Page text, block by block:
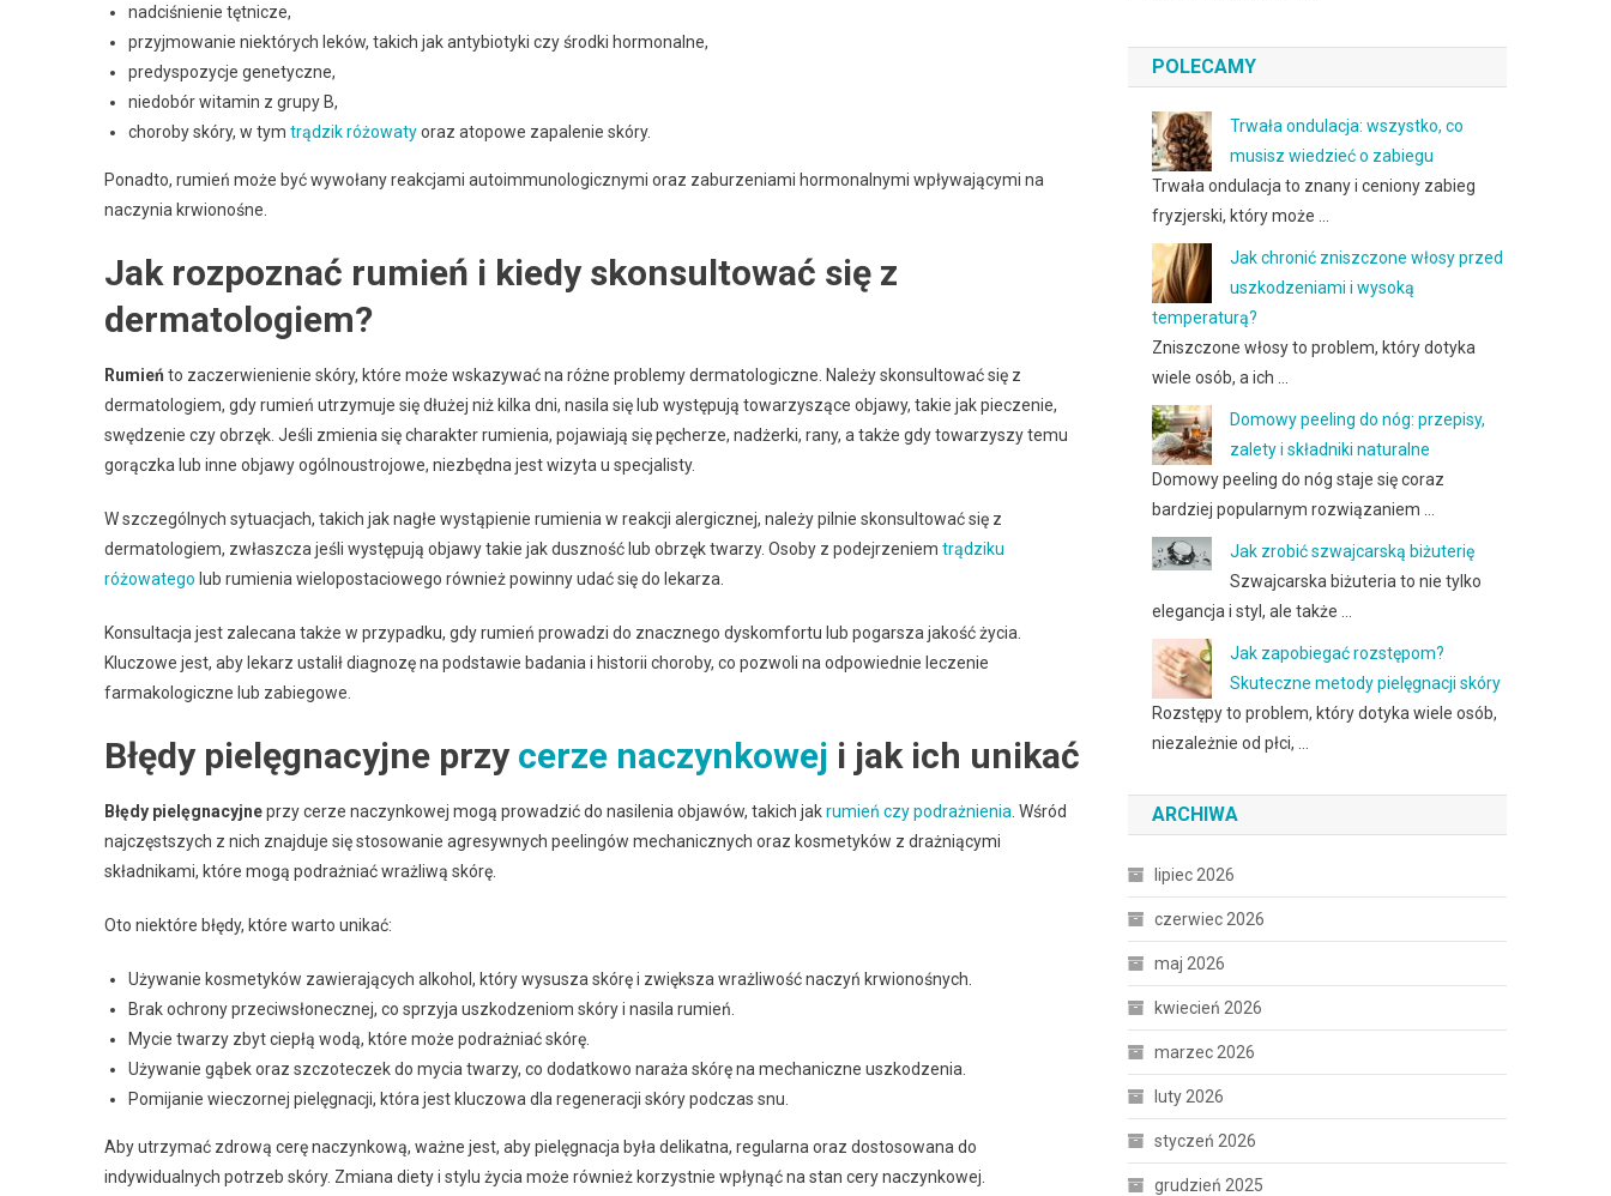
nadciśnienie tętnicze,
przyjmowanie niektórych leków, takich jak antybiotyki czy środki hormonalne,
predyspozycje genetyczne,
niedobór witamin z grupy B,
choroby skóry, w tym trądzik różowatyoraz atopowe zapalenie skóry.
Ponadto, rumień może być wywołany reakcjami autoimmunologicznymi oraz zaburzeniami hormonalnymi wpływającymi na
naczynia krwionośne.
Jak rozpoznać rumień i kiedy skonsultować się z
dermatologiem?
Rumień to zaczerwienienie skóry, które może wskazywać na różne problemy dermatologiczne. Należy skonsultować się z
dermatologiem, gdy rumień utrzymuje się dłużej niż kilka dni, nasila się lub występują towarzyszące objawy, takie jak pieczenie,
swędzenie czy obrzęk. Jeśli zmienia się charakter rumienia, pojawiają się pęcherze, nadżerki, rany, a także gdy towarzyszy temu
gorączka lub inne objawy ogólnoustrojowe, niezbędna jest wizyta u specjalisty.
W szczególnych sytuacjach, takich jak nagłe wystąpienie rumienia w reakcji alergicznej, należy pilnie skonsultować się z
dermatologiem, zwłaszcza jeśli występują objawy takie jak duszność lub obrzęk twarzy. Osoby z podejrzeniem trądziku
różowatego lub rumienia wielopostaciowego również powinny udać się do lekarza.
Konsultacja jest zalecana także w przypadku, gdy rumień prowadzi do znacznego dyskomfortu lub pogarsza jakość życia.
Kluczowe jest, aby lekarz ustalił diagnozę na podstawie badania i historii choroby, co pozwoli na odpowiednie leczenie
farmakologiczne lub zabiegowe.
Błędy pielęgnacyjne przy cerze naczynkowej i jak ich unikać
Błędy pielęgnacyjneprzy cerze naczynkowej mogą prowadzić do nasilenia objawów, takich jakrumień czy podrażnienia. Wśród
najczęstszych z nich znajduje się stosowanie agresywnych peelingów mechanicznych oraz kosmetyków z drażniącymi
składnikami, które mogą podrażniać wrażliwą skórę.
Oto niektóre błędy, które warto unikać:
Używanie kosmetyków zawierających alkohol, który wysusza skórę i zwiększa wrażliwość naczyń krwionośnych.
Brak ochrony przeciwsłonecznej, co sprzyja uszkodzeniom skóry i nasila rumień.
Mycie twarzy zbyt ciepłą wodą, które może podrażniać skórę.
Używanie gąbek oraz szczoteczek do mycia twarzy, co dodatkowo naraża skórę na mechaniczne uszkodzenia.
Pomijanie wieczornej pielęgnacji, która jest kluczowa dla regeneracji skóry podczas snu.
Aby utrzymać zdrową cerę naczynkową, ważne jest, aby pielęgnacja była delikatna, regularna oraz dostosowana do
indywidualnych potrzeb skóry. Zmiana diety i stylu życia może również korzystnie wpłynąć na stan cery naczynkowej.
POLECAMY
Trwała ondulacja: wszystko, co
musisz wiedzieć o zabiegu
Trwała ondulacja to znany i ceniony zabieg
fryzjerski, który może …
Jak chronić zniszczone włosy przed
uszkodzeniami i wysoką
temperaturą?
Zniszczone włosy to problem, który dotyka
wiele osób, a ich …
Domowy peeling do nóg: przepisy,
zalety i składniki naturalne
Domowy peeling do nóg staje się coraz
bardziej popularnym rozwiązaniem …
Jak zrobić szwajcarską biżuterię
Szwajcarska biżuteria to nie tylko
elegancja i styl, ale także …
Jak zapobiegać rozstępom?
Skuteczne metody pielęgnacji skóry
Rozstępy to problem, który dotyka wiele osób,
niezależnie od płci, …
ARCHIWA
lipiec 2026
czerwiec 2026
maj 2026
kwiecień 2026
marzec 2026
luty 2026
styczeń 2026
grudzień 2025